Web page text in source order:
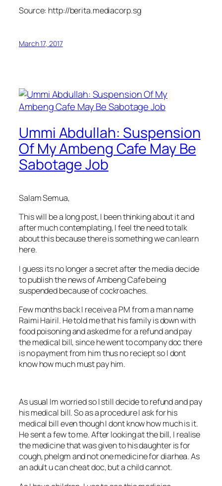
Source: http://berita.mediacorp.sg
March 17, 2017
Ummi Abdullah: Suspension
Of My Ambeng Cafe May Be
Sabotage Job
Salam Semua,
This will be a long post, I been thinking about it and
after much contemplating, I feel the need to talk
about this because there is something we can learn
here.
I guess its no longer a secret after the media decide
to publish the news of Ambeng Cafe being
suspended because of cockroaches.
Few months back I receive a PM from a man name
Raimi Hairil. He told me that his family is down with
food poisoning and asked me for a refund and pay
the medical bill, since he went to company doc there
is no payment from him thus no reciept so I dont
know how much must pay him.
As usual Im worried so I still decide to refund and pay
his medical bill. So as a procedure I ask for his
medical bill even though I dont know how much is it.
He sent a few to me. After looking at the bill, I realise
the medicine that was given to his daughter is for
cough, phelgm and not one medicine for diarhea. As
an adult u can cheat doc, but a child cannot.